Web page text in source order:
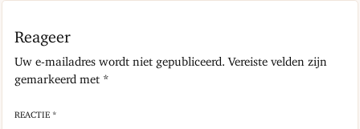
Reageer
Uw e-mailadres wordt niet gepubliceerd. Vereiste velden zijn
gemarkeerd met *
REACTIE *